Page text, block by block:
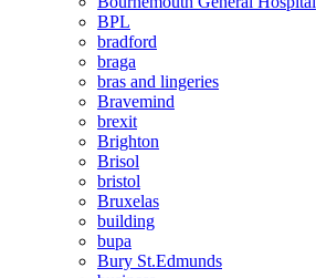
BPL
bradford
braga
bras and lingeries
Bravemind
brexit
Brighton
Brisol
bristol
Bruxelas
building
bupa
Bury St.Edmunds